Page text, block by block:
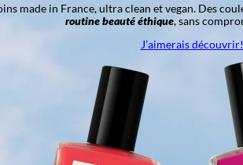
made in France, ultra clean et vegan. Des
routine beauté éthique, sans
J’aimerais découvrir!